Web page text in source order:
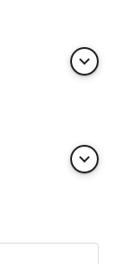
keyboard_arrow_down
keyboard_arrow_down